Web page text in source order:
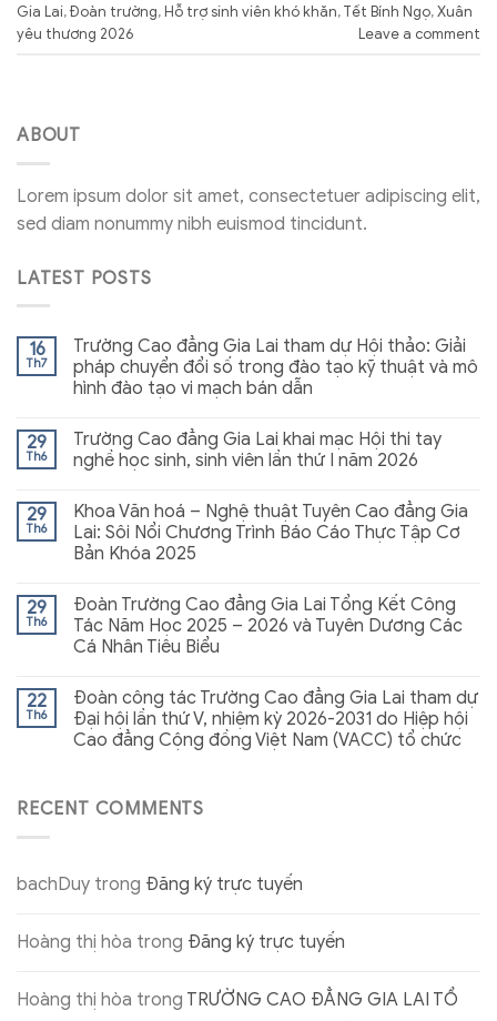
Gia Lai,Đoàn trường, Hỗ trợ sinh viên khó khăn,Tết Bính Ngọ,Xuân
yêu thương 2026
Leave a comment
ABOUT
Lorem ipsum dolor sit amet, consectetuer adipiscing elit,
sed diam nonummy nibh euismod tincidunt.
LATEST POSTS
16
Th7
Trường Cao đẳng Gia Lai tham dự Hội thảo: Giải
pháp chuyển đổi số trong đào tạo kỹ thuật và mô
hình đào tạo vi mạch bán dẫn
29
Th6
Trường Cao đẳng Gia Lai khai mạc Hội thi tay
nghề học sinh, sinh viên lần thứ I năm 2026
29
Th6
Khoa Văn hoá – Nghệ thuật Tuyên Cao đẳng Gia
Lai: Sôi Nổi Chương Trình Báo Cáo Thực Tập Cơ
Bản Khóa 2025
29
Th6
Đoàn Trường Cao đẳng Gia Lai Tổng Kết Công
Tác Năm Học 2025 – 2026 và Tuyên Dương Các
Cá Nhân Tiêu Biểu
22
Th6
Đoàn công tác Trường Cao đẳng Gia Lai tham dự
Đại hội lần thứ V, nhiệm kỳ 2026-2031 do Hiệp hội
Cao đẳng Cộng đồng Việt Nam (VACC) tổ chức
RECENT COMMENTS
bachDuy trong Đăng ký trực tuyến
Hoàng thị hòa trong Đăng ký trực tuyến
Hoàng thị hòa trong TRƯỜNG CAO ĐẲNG GIA LAI TỔ